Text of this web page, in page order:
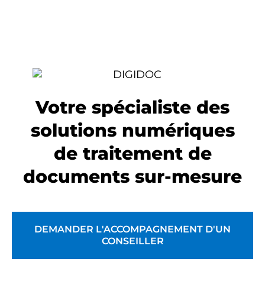
Votre spécialiste des
solutions numériques
de traitement de
documents sur-mesure
DEMANDER L'ACCOMPAGNEMENT D'UN
CONSEILLER